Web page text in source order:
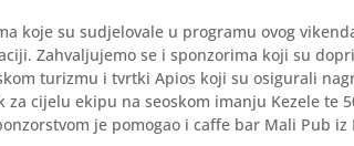
koje su sudjelovale u programu ovog
Zahvaljujemo se i sponzorima koji su
turizmu i tvrtki Apios koji su osigurali
cijelu ekipu na seoskom imanju Kezele te
je pomogao i caffe bar Mali Pub iz